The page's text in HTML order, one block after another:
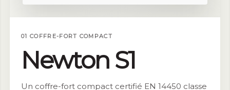
01 COFFRE-FORT COMPACT
Newton S1
Un coffre-fort compact certifié EN 14450 classe